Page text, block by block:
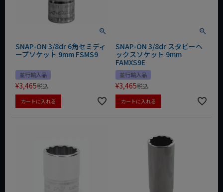
SNAP-ON 3/8dr 6角セミディ
ープソケット 9mm FSMS9
並行輸入品
¥3,465税込
カートに入れる
SNAP-ON 3/8dr スタビーヘ
ックスソケット 9mm
FAMXS9E
並行輸入品
¥3,465税込
カートに入れる